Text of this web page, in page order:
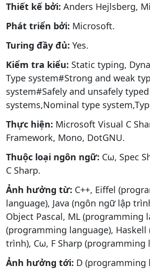
Thiết kế bởi: Anders Hejlsberg,
Phát triển bởi: Microsoft.
Turing đầy đủ: Yes.
Kiểm tra kiểu: Static typing,
Type system#Strong and weak
system#Safely and unsafely typed
systems,Nominal type
Thực hiện: Microsoft Visual C
Framework, Mono, DotGNU.
Thuộc loại ngôn ngữ: Cω, Spec
C Sharp.
Ảnh hưởng từ: C++, Eiffel
language), Java (ngôn ngữ lập
Object Pascal, ML (programming
(programming language), Haskell
trình), Cω, F Sharp (programming
Ảnh hưởng tới: D (programming